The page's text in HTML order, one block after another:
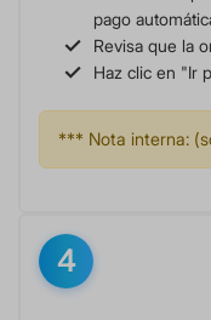
pago
Revisa que la
Haz clic en "Ir
*** Nota interna:
4